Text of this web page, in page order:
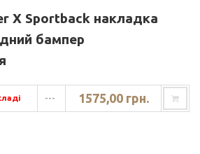
X Sportback накладка
бампер
--- 1575,00 грн.